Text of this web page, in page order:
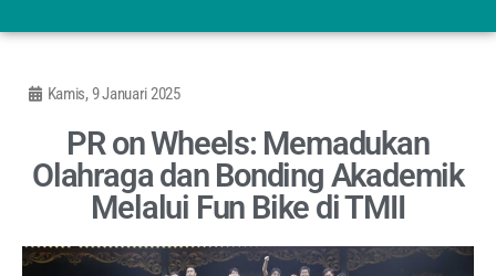
Kamis, 9 Januari 2025
PR on Wheels: Memadukan
Olahraga dan Bonding Akademik
Melalui Fun Bike di TMII